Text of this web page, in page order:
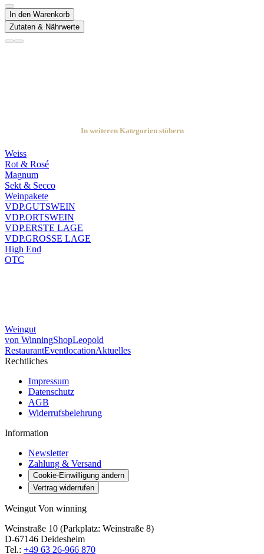
In den Warenkorb
Zutaten & Nährwerte
In weiteren Kategorien stöbern
Weiss
Rot & Rosé
Magnum
Sekt & Secco
Weinpakete
VDP.GUTSWEIN
VDP.ORTSWEIN
VDP.ERSTE LAGE
VDP.GROSSE LAGE
High End
OTC
Weingut
von WinningShopLeopold
RestaurantEventlocationAktuelles
Rechtliches
Impressum
Datenschutz
AGB
Widerrufsbelehrung
Information
Newsletter
Zahlung & Versand
Cookie-Einwilligung ändern
Vertrag widerrufen
Weingut Von winning
Weinstraße 10 (Parkplatz: Weinstraße 8)
D-67146 Deidesheim
Tel.: +49 63 26-966 870